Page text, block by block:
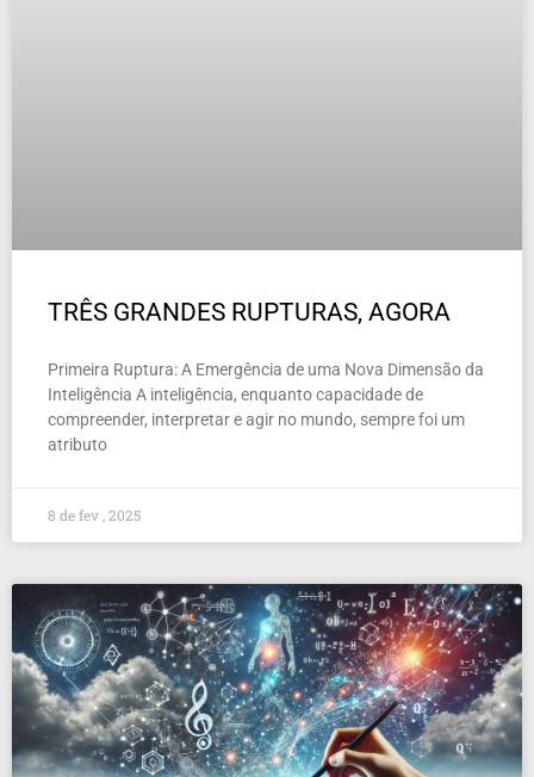
TRÊS GRANDES RUPTURAS, AGORA
Primeira Ruptura: A Emergência de uma Nova Dimensão da
Inteligência A inteligência, enquanto capacidade de
compreender, interpretar e agir no mundo, sempre foi um
atributo
8 de fev , 2025